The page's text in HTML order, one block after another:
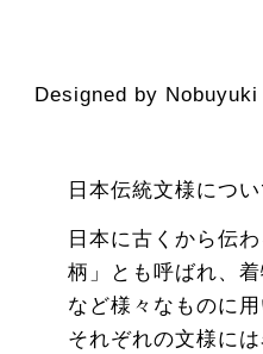
Designed by Nobuyuki
日本伝統文様につい
日本に古くから伝
柄」とも呼ばれ、
など様々なものに
それぞれの文様に